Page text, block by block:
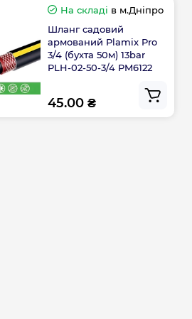
На складі в м.Дніпро
Шланг садовий
армований Plamix Pro
3/4 (бухта 50м) 13bar
PLH-02-50-3/4 PM6122
45.00 ₴